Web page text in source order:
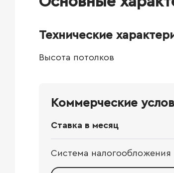
Технические
Высота потолков
Коммерческие
Ставка в месяц
Система налогообложения